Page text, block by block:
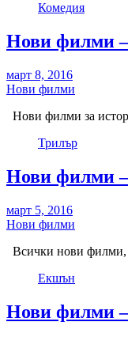
Комедия
Нови филми –
март 8, 2016
Нови филми
Нови филми за
Трилър
Нови филми –
март 5, 2016
Нови филми
Всички нови филми,
Екшън
Нови филми